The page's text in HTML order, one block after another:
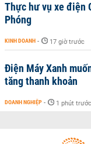
Thực hư vụ xe điện
Phóng
KINH DOANH - 17 giờ trước
Điện Máy Xanh
tăng thanh khoản
DOANH NGHIỆP - 1 phút trước